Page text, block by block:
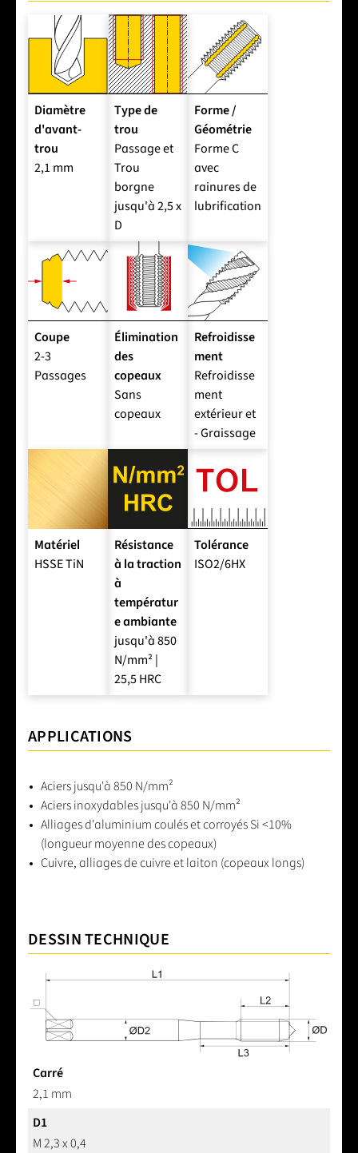
Diamètre
d'avant-
trou
2,1 mm
Type de
trou
Passage et
Trou
borgne
jusqu'à 2,5 x
D
Forme /
Géométrie
Forme C
avec
rainures de
lubrification
Coupe
2-3
Passages
Élimination
des
copeaux
Sans
copeaux
Refroidisse
ment
Refroidisse
ment
extérieur et
- Graissage
Matériel
HSSE TiN
Résistance
à la traction
à
températur
e ambiante
jusqu'à 850
N/mm² |
25,5 HRC
Tolérance
ISO2/6HX
APPLICATIONS
Aciers jusqu'à 850 N/mm²
Aciers inoxydables jusqu'à 850 N/mm²
Alliages d'aluminium coulés et corroyés Si <10%
(longueur moyenne des copeaux)
Cuivre, alliages de cuivre et laiton (copeaux longs)
DESSIN TECHNIQUE
Carré
2,1 mm
D1
M 2,3 x 0,4